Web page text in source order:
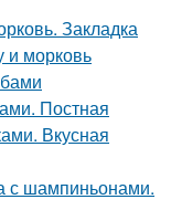
Закладка
и морковь
Постная
Вкусная
с шампиньонами.